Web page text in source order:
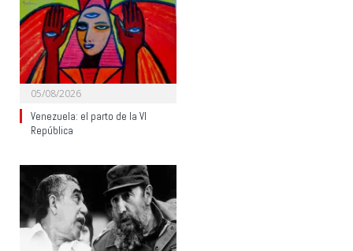
05/08/2026
Venezuela: el parto de la VI
República